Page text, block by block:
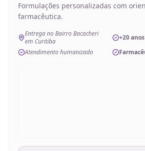
Formulações personalizadas com
farmacêutica.
Entrega no Bairro Bacacheri
em Curitiba
+20
Atendimento humanizado